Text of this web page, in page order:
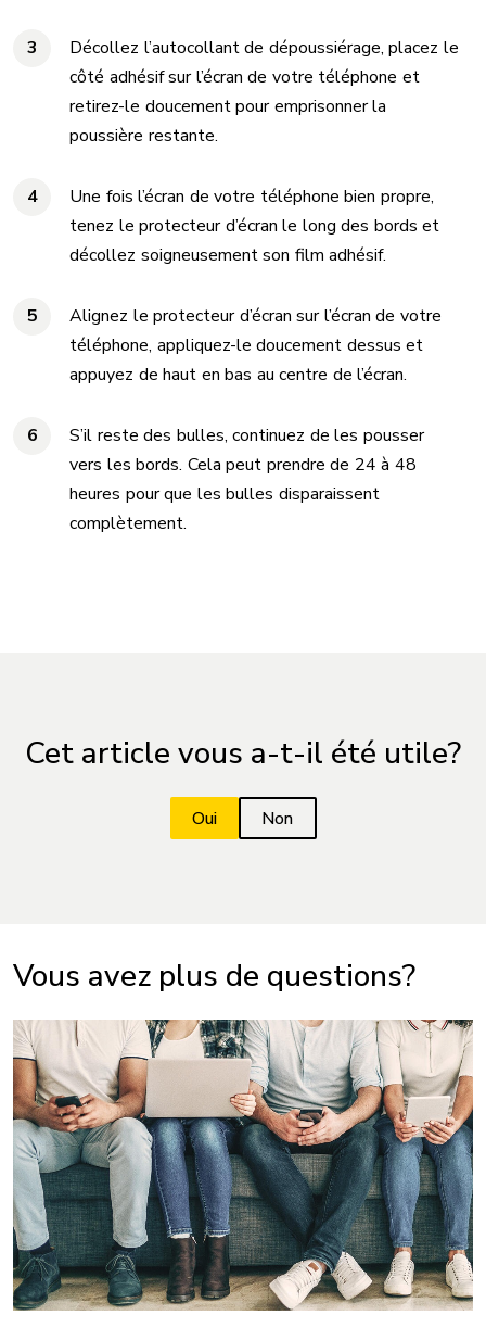
Décollez l’autocollant de dépoussiérage, placez le
côté adhésif sur l’écran de votre téléphone et
retirez-le doucement pour emprisonner la
poussière restante.
Une fois l’écran de votre téléphone bien propre,
tenez le protecteur d’écran le long des bords et
décollez soigneusement son film adhésif.
Alignez le protecteur d’écran sur l’écran de votre
téléphone, appliquez-le doucement dessus et
appuyez de haut en bas au centre de l’écran.
S’il reste des bulles, continuez de les pousser
vers les bords. Cela peut prendre de 24 à 48
heures pour que les bulles disparaissent
complètement.
Cet article vous a-t-il été utile?
Vous avez plus de questions?